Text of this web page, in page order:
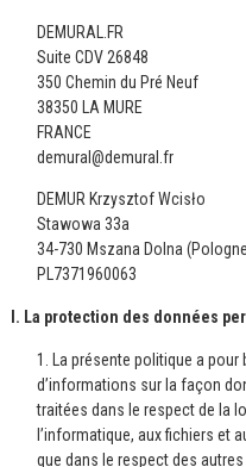
DEMURAL.FR
Suite CDV 26848
350 Chemin du Pré Neuf
38350 LA MURE
FRANCE
demural@demural.fr
DEMUR Krzysztof Wcisło
Stawowa 33a
34-730 Mszana Dolna
PL7371960063
I. La protection des données
1. La présente politique a
d’informations sur la façon
traitées dans le respect de la
l’informatique, aux fichiers et
que dans le respect des